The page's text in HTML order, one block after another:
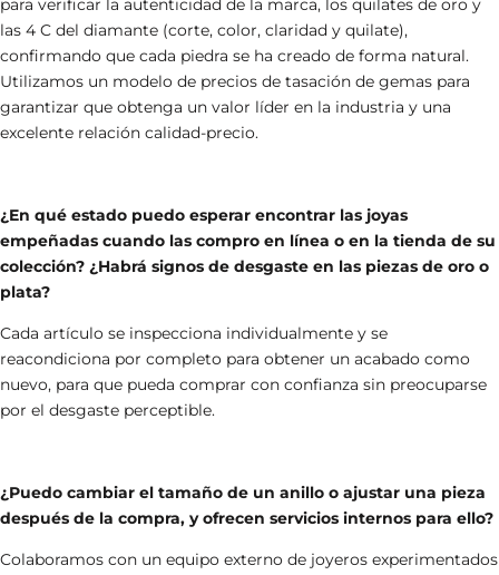
las 4 C del diamante (corte, color, claridad y quilate),
confirmando que cada piedra se ha creado de forma natural.
Utilizamos un modelo de precios de tasación de gemas para
garantizar que obtenga un valor líder en la industria y una
excelente relación calidad-precio.
¿En qué estado puedo esperar encontrar las joyas
empeñadas cuando las compro en línea o en la tienda de su
colección? ¿Habrá signos de desgaste en las piezas de oro o
plata?
Cada artículo se inspecciona individualmente y se
reacondiciona por completo para obtener un acabado como
nuevo, para que pueda comprar con confianza sin preocuparse
por el desgaste perceptible.
¿Puedo cambiar el tamaño de un anillo o ajustar una pieza
después de la compra, y ofrecen servicios internos para ello?
Colaboramos con un equipo externo de joyeros experimentados